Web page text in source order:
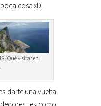
cosa xD.
Qué visitar en
darte una vuelta
es como